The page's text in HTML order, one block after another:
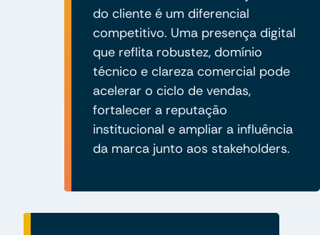
do cliente é um diferencial
competitivo. Uma presença digital
que reflita robustez, domínio
técnico e clareza comercial pode
acelerar o ciclo de vendas,
fortalecer a reputação
institucional e ampliar a influência
da marca junto aos stakeholders.